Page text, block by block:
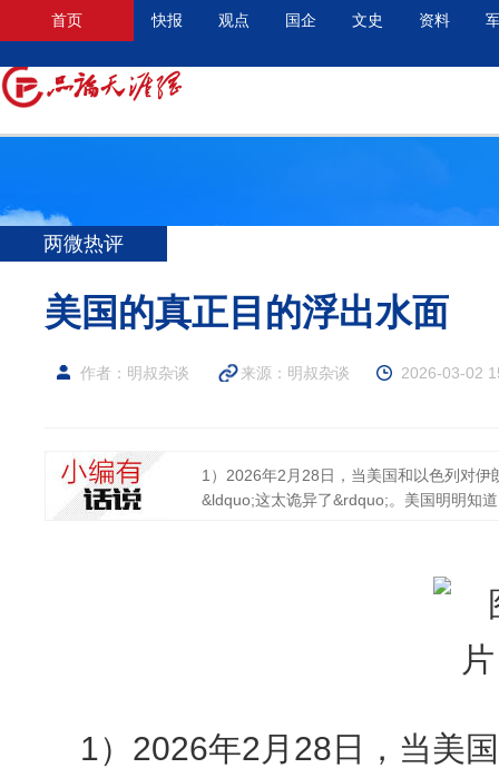
首页 快报 观点 国企 文史 资料
两微热评
美国的真正目的浮出水面
作者：明叔杂谈 来源： 明叔杂谈 2026-03-02
1）2026年2月28日，当美国和以色列对
&ldquo;这太诡异了&rdquo;。美国明明知
1）2026年2月28日，当美